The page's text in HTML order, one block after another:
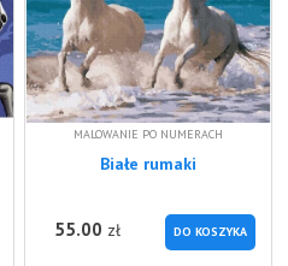
MALOWANIE PO NUMERACH
Białe rumaki
55.00 zł DO KOSZYKA